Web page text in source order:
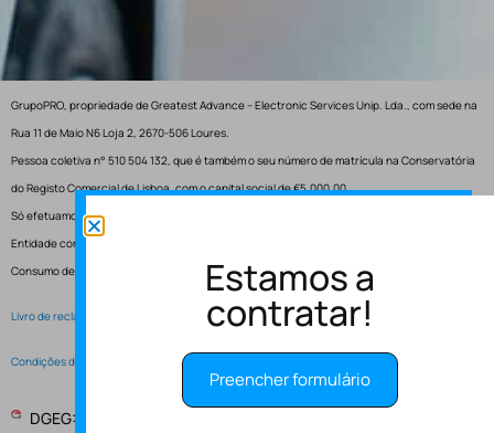
GrupoPRO, propriedade de Greatest Advance – Electronic Services Unip. Lda., com sede na
Rua 11 de Maio N6 Loja 2, 2670-506 Loures.
Pessoa coletiva n° 510 504 132, que é também o seu número de matrícula na Conservatória
do Registo Comercial de Lisboa, com o capital social de €5.000,00.
Só efetuamos entregas em Portugal.
Entidade competente para resolução de conflitos – Centro de Arbitragem de Conflitos de
Consumo de Lisboa.
Livro de reclamações electrónico
Condições de Serviço
DGEG: Entidade Instaladora EI-2997
Estamos a
contratar!
Preencher formulário